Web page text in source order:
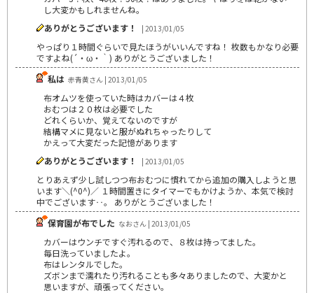
し大変かもしれませんね。
ありがとうございます！
| 2013/01/05
やっぱり１時間ぐらいで見たほうがいいんですね！ 枚数もかなり必要
ですよね(´・ω・｀) ありがとうございました！
私は 赤青黄さん | 2013/01/05
布オムツを使っていた時はカバーは４枚
おむつは２０枚は必要でした
どれくらいか、覚えてないのですが
結構マメに見ないと服がぬれちゃったりして
かえって大変だった記憶があります
ありがとうございます！
| 2013/01/05
とりあえず少し試しつつ布おむつに慣れてから追加の購入しようと思
います＼(^0^)／ １時間置きにタイマーでもかけようか、本気で検討
中でございます‥。 ありがとうございました！
保育園が布でした なおさん | 2013/01/05
カバーはウンチですぐ汚れるので、８枚は持ってました。
毎日洗っていましたよ。
布はレンタルでした。
ズボンまで濡れたり汚れることも多々ありましたので、大変かと
思いますが、頑張ってください。